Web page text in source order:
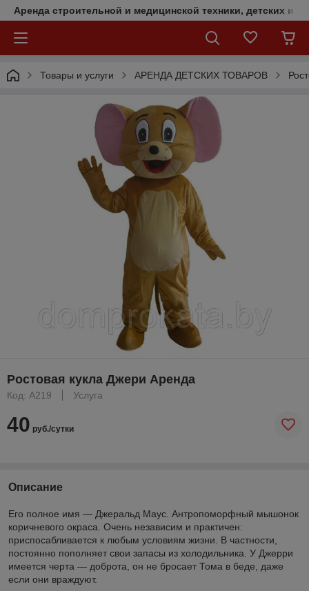
Аренда строительной и медицинской техники, детских и
Товары и услуги АРЕНДА ДЕТСКИХ ТОВАРОВ
Ростовая кукла Джери Аренда
Код: A219 Услуга
40 руб./сутки
Описание
Его полное имя — Джеральд Маус. Антропоморфный мышонок
коричневого окраса. Очень независим и практичен:
приспосабливается к любым условиям жизни. В частности,
постоянно пополняет свои запасы из холодильника. У Джерри
имеется черта — доброта, он не бросает Тома в беде, даже
если они враждуют.